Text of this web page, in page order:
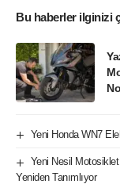
Bu haberler ilginizi
Yeni Honda WN7
Yeni Nesil
Yeniden Tanımlıyor